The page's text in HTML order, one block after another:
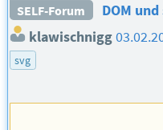
SELF-Forum
DOM und
klawischnigg
svg